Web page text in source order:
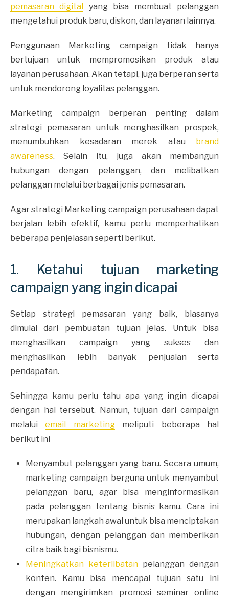
pemasaran digital yang bisa membuat pelanggan
mengetahui produk baru, diskon, dan layanan lainnya.
Penggunaan Marketing campaign tidak hanya
bertujuan untuk mempromosikan produk atau
layanan perusahaan. Akan tetapi, juga berperan serta
untuk mendorong loyalitas pelanggan.
Marketing campaign berperan penting dalam
strategi pemasaran untuk menghasilkan prospek,
menumbuhkan kesadaran merek atau brand
awareness. Selain itu, juga akan membangun
hubungan dengan pelanggan, dan melibatkan
pelanggan melalui berbagai jenis pemasaran.
Agar strategi Marketing campaign perusahaan dapat
berjalan lebih efektif, kamu perlu memperhatikan
beberapa penjelasan seperti berikut.
1. Ketahui tujuan marketing
campaign yang ingin dicapai
Setiap strategi pemasaran yang baik, biasanya
dimulai dari pembuatan tujuan jelas. Untuk bisa
menghasilkan campaign yang sukses dan
menghasilkan lebih banyak penjualan serta
pendapatan.
Sehingga kamu perlu tahu apa yang ingin dicapai
dengan hal tersebut. Namun, tujuan dari campaign
melaluiemail marketingmeliputi beberapa hal
berikut ini
Menyambut pelanggan yang baru. Secara umum,
marketing campaign berguna untuk menyambut
pelanggan baru, agar bisa menginformasikan
pada pelanggan tentang bisnis kamu. Cara ini
merupakan langkah awal untuk bisa menciptakan
hubungan, dengan pelanggan dan memberikan
citra baik bagi bisnismu.
Meningkatkan keterlibatan pelanggan dengan
konten. Kamu bisa mencapai tujuan satu ini
dengan mengirimkan promosi seminar online